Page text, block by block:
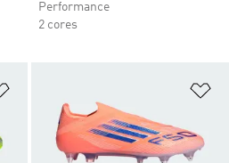
Performance
2 cores